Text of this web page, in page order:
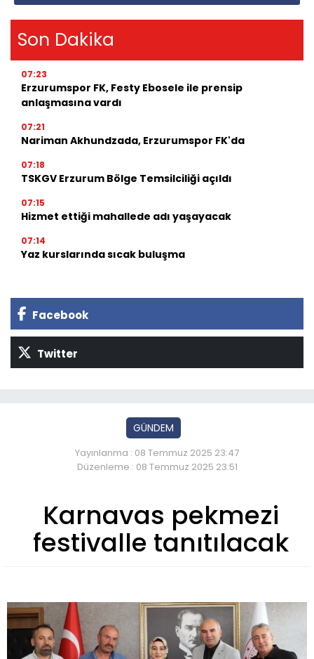
Son Dakika
07:23
Erzurumspor FK, Festy Ebosele ile prensip
anlaşmasına vardı
07:21
Nariman Akhundzada, Erzurumspor FK'da
07:18
TSKGV Erzurum Bölge Temsilciliği açıldı
07:15
Hizmet ettiği mahallede adı yaşayacak
07:14
Yaz kurslarında sıcak buluşma
Facebook
Twitter
GÜNDEM
Yayınlanma : 08 Temmuz 2025 23:47
Düzenleme : 08 Temmuz 2025 23:51
Karnavas pekmezi
festivalle tanıtılacak